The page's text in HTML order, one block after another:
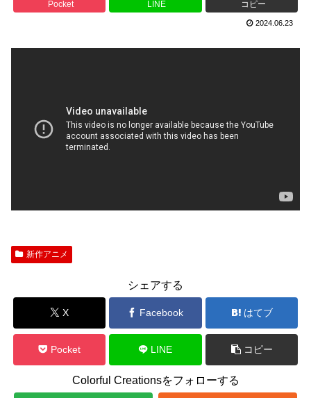
Pocket LINE コピー
2024.06.23
新作アニメ
シェアする
X Facebook はてブ
Pocket LINE コピー
Colorful Creationsをフォローする